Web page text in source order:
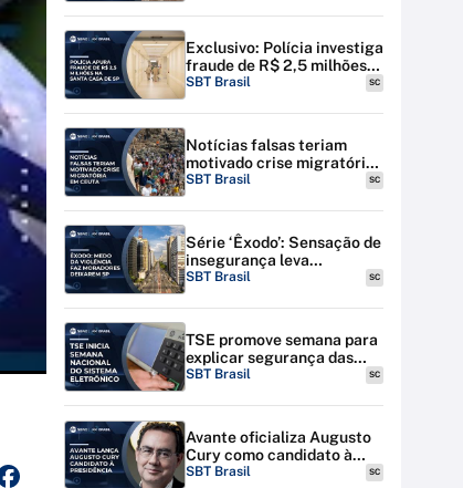
Exclusivo: Polícia investiga
fraude de R$ 2,5 milhões
na Santa Casa de SP
SBT Brasil SC
Notícias falsas teriam
motivado crise migratória
em Ceuta; Espanha amplia
SBT Brasil SC
Série ‘Êxodo’: Sensação de
insegurança leva
moradores a deixarem SP
SBT Brasil SC
TSE promove semana para
explicar segurança das
urnas eletrônicas em todo
SBT Brasil SC
Avante oficializa Augusto
Cury como candidato à
Presidência
SBT Brasil SC